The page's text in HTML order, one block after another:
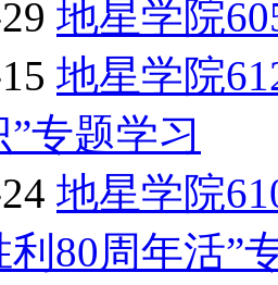
地星学院
地星学院
专题学习
地星学院
利80周年活”